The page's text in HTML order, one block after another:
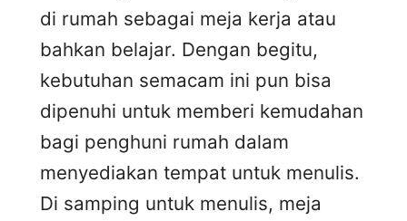
di rumah sebagai meja kerja atau
bahkan belajar. Dengan begitu,
kebutuhan semacam ini pun bisa
dipenuhi untuk memberi kemudahan
bagi penghuni rumah dalam
menyediakan tempat untuk menulis.
Di samping untuk menulis, meja